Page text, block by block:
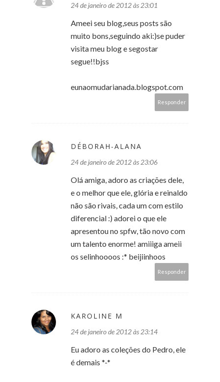
24 de janeiro de 2012 às 23:01
Ameei seu blog,seus posts são
muito bons,seguindo aki:)se puder
visita meu blog e segostar
segue!!bjss
eunaomudarianada.blogspot.com
Responder
DÉBORAH-ALANA
24 de janeiro de 2012 às 23:06
Olá amiga, adoro as criações dele,
e o melhor que ele, glória e reinaldo
não são rivais, cada um com estilo
diferencial :) adorei o que ele
apresentou no spfw, tão novo com
um talento enorme! amiiiga ameii
os selinhoooos :* beijiinhoos
Responder
KAROLINE M
24 de janeiro de 2012 às 23:14
Eu adoro as coleções do Pedro, ele
é demais *-*